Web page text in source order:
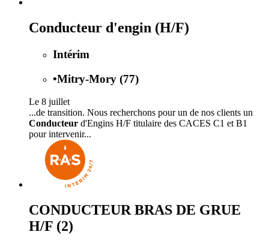
Conducteur d'engin (H/F)
Intérim
•Mitry-Mory (77)
Le 8 juillet
...de transition. Nous recherchons pour un de nos clients un
Conducteur d'Engins H/F titulaire des CACES C1 et B1
pour intervenir...
CONDUCTEUR BRAS DE GRUE
H/F (2)